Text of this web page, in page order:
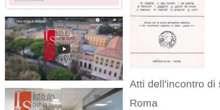
Atti dell'incontro di
Roma